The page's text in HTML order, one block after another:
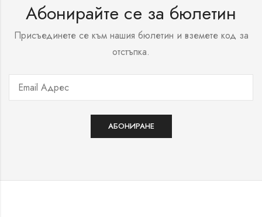
Абонирайте се за бюлетин
Присъединете се към нашия бюлетин и вземете код за
отстъпка.